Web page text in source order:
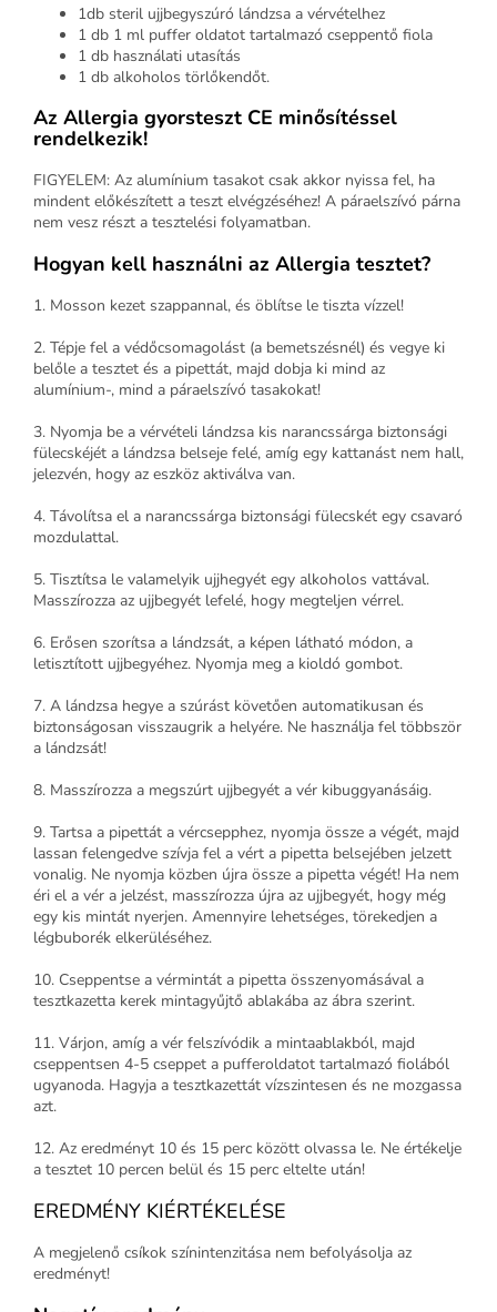
1db steril ujjbegyszúró lándzsa a vérvételhez
1 db 1 ml puffer oldatot tartalmazó cseppentő fiola
1 db használati utasítás
1 db alkoholos törlőkendőt.
Az Allergia gyorsteszt CE minősítéssel
rendelkezik!
FIGYELEM: Az alumínium tasakot csak akkor nyissa fel, ha
mindent előkészített a teszt elvégzéséhez! A páraelszívó párna
nem vesz részt a tesztelési folyamatban.
Hogyan kell használni az Allergia tesztet?
1. Mosson kezet szappannal, és öblítse le tiszta vízzel!
2. Tépje fel a védőcsomagolást (a bemetszésnél) és vegye ki
belőle a tesztet és a pipettát, majd dobja ki mind az
alumínium-, mind a páraelszívó tasakokat!
3. Nyomja be a vérvételi lándzsa kis narancssárga biztonsági
fülecskéjét a lándzsa belseje felé, amíg egy kattanást nem hall,
jelezvén, hogy az eszköz aktiválva van.
4. Távolítsa el a narancssárga biztonsági fülecskét egy csavaró
mozdulattal.
5. Tisztítsa le valamelyik ujjhegyét egy alkoholos vattával.
Masszírozza az ujjbegyét lefelé, hogy megteljen vérrel.
6. Erősen szorítsa a lándzsát, a képen látható módon, a
letisztított ujjbegyéhez. Nyomja meg a kioldó gombot.
7. A lándzsa hegye a szúrást követően automatikusan és
biztonságosan visszaugrik a helyére. Ne használja fel többször
a lándzsát!
8. Masszírozza a megszúrt ujjbegyét a vér kibuggyanásáig.
9. Tartsa a pipettát a vércsepphez, nyomja össze a végét, majd
lassan felengedve szívja fel a vért a pipetta belsejében jelzett
vonalig. Ne nyomja közben újra össze a pipetta végét! Ha nem
éri el a vér a jelzést, masszírozza újra az ujjbegyét, hogy még
egy kis mintát nyerjen. Amennyire lehetséges, törekedjen a
légbuborék elkerüléséhez.
10. Cseppentse a vérmintát a pipetta összenyomásával a
tesztkazetta kerek mintagyűjtő ablakába az ábra szerint.
11. Várjon, amíg a vér felszívódik a mintaablakból, majd
cseppentsen 4-5 cseppet a pufferoldatot tartalmazó fiolából
ugyanoda. Hagyja a tesztkazettát vízszintesen és ne mozgassa
azt.
12. Az eredményt 10 és 15 perc között olvassa le. Ne értékelje
a tesztet 10 percen belül és 15 perc eltelte után!
EREDMÉNY KIÉRTÉKELÉSE
A megjelenő csíkok színintenzitása nem befolyásolja az
eredményt!